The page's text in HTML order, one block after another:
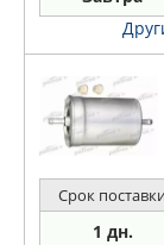
Срок
1 дн.